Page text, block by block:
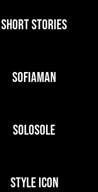
SHORT STORIES
SOFIAMAN
SOLOSOLE
STYLE ICON